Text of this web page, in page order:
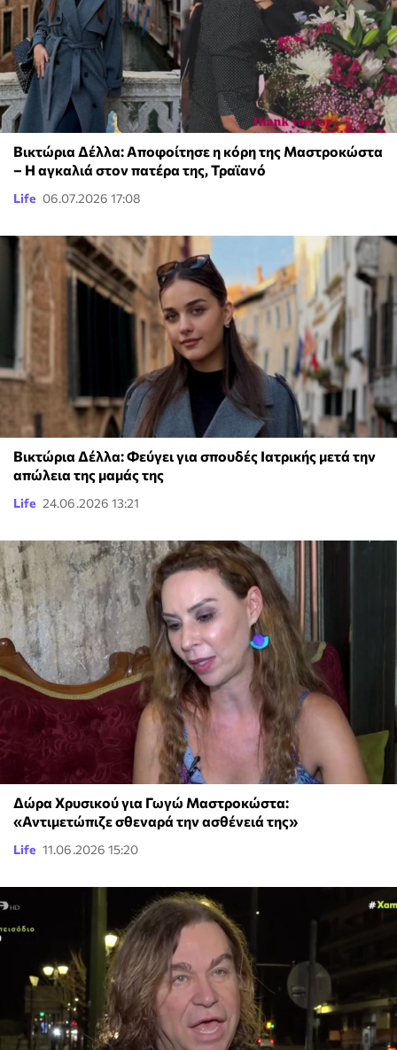
Βικτώρια Δέλλα: Αποφοίτησε η κόρη της Μαστροκώστα
– Η αγκαλιά στον πατέρα της, Τραϊανό
Life 06.07.2026 17:08
Βικτώρια Δέλλα: Φεύγει για σπουδές Ιατρικής μετά την
απώλεια της μαμάς της
Life 24.06.2026 13:21
Δώρα Χρυσικού για Γωγώ Μαστροκώστα:
«Αντιμετώπιζε σθεναρά την ασθένειά της»
Life 11.06.2026 15:20